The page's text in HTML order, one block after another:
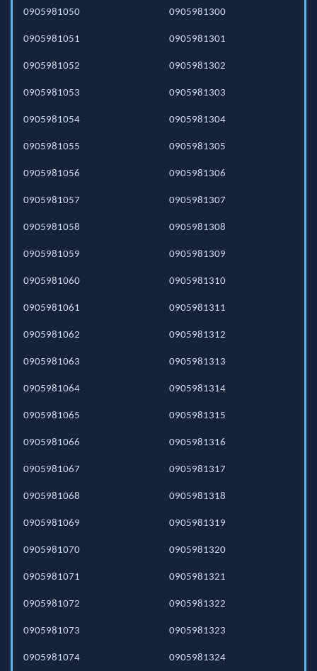
0905981050
0905981051
0905981052
0905981053
0905981054
0905981055
0905981056
0905981057
0905981058
0905981059
0905981060
0905981061
0905981062
0905981063
0905981064
0905981065
0905981066
0905981067
0905981068
0905981069
0905981070
0905981071
0905981072
0905981073
0905981074
0905981300
0905981301
0905981302
0905981303
0905981304
0905981305
0905981306
0905981307
0905981308
0905981309
0905981310
0905981311
0905981312
0905981313
0905981314
0905981315
0905981316
0905981317
0905981318
0905981319
0905981320
0905981321
0905981322
0905981323
0905981324